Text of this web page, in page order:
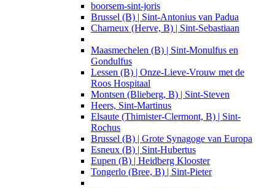
boorsem-sint-joris
Brussel (B) | Sint-Antonius van Padua
Charneux (Herve, B) | Sint-Sebastiaan
Maasmechelen (B) | Sint-Monulfus en
Gondulfus
Lessen (B) | Onze-Lieve-Vrouw met de
Roos Hospitaal
Montsen (Blieberg, B) | Sint-Steven
Heers, Sint-Martinus
Elsaute (Thimister-Clermont, B) | Sint-
Rochus
Brussel (B) | Grote Synagoge van Europa
Esneux (B) | Sint-Hubertus
Eupen (B) | Heidberg Klooster
Tongerlo (Bree, B) | Sint-Pieter